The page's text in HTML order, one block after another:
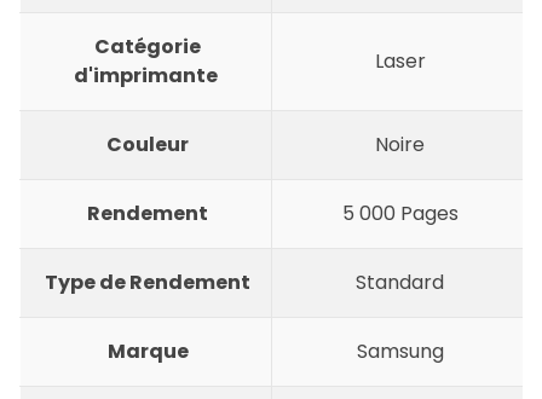
Catégorie
d'imprimante
Laser
Couleur Noire
Rendement 5 000 Pages
Type de Rendement Standard
Marque Samsung